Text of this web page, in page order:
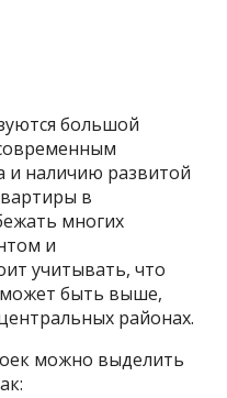
большой
и наличию развитой
в
многих
и
учитывать, что
может быть выше,
районах.
можно выделить